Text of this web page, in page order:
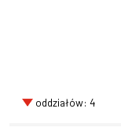
oddziałów: 4